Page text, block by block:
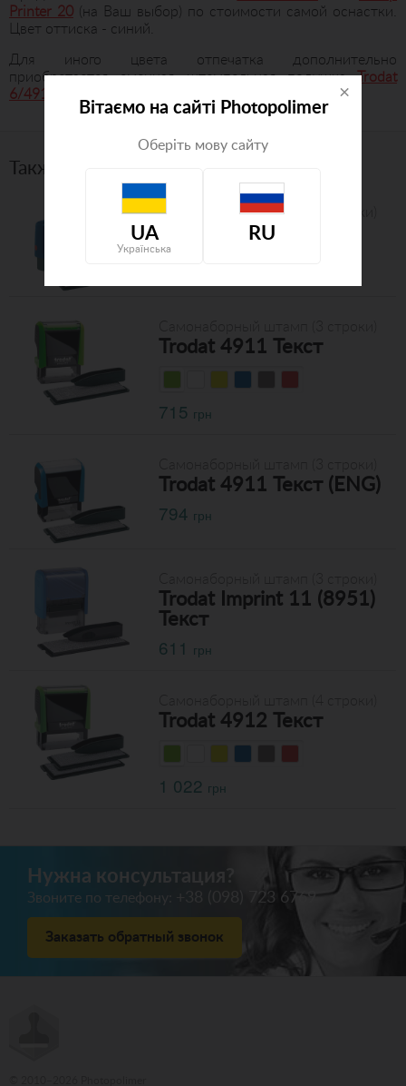
Вітаємо на сайті Photopolimer
Оберіть мову сайту
UA
Українська
RU
×
Printer 20 (на Ваш выбор) по стоимости самой оснастки.
Цвет оттиска - синий.
Для иного цвета отпечатка дополнительно
приобретается сменная штемпельная подушкаTrodat
6/4911
Также рекомендуем посмотреть
Самонаборный штамп (2 строки)
Trodat 4916 Текст
935
Trodat 4911 Текст
715 грн
Trodat 4911 Текст (ENG)
794 грн
Trodat Imprint 11 (8951)
Текст
611 грн
Trodat 4912 Текст
1 022 грн
Нужна консультация?
Звоните по телефону: +38 (098) 723 6769
Заказать обратный звонок